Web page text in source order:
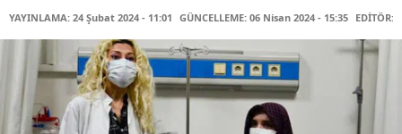
YAYINLAMA: 24 Şubat 2024 - 11:01 GÜNCELLEME: 06 Nisan 2024 - 15:35 EDİTÖR: